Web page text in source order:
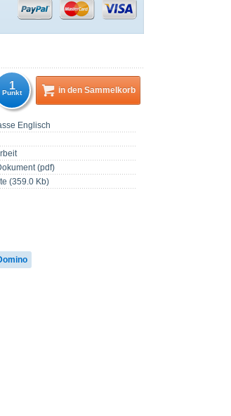
Englisch
(pdf)
(359.0 Kb)
1
Punkt in den Sammelkorb